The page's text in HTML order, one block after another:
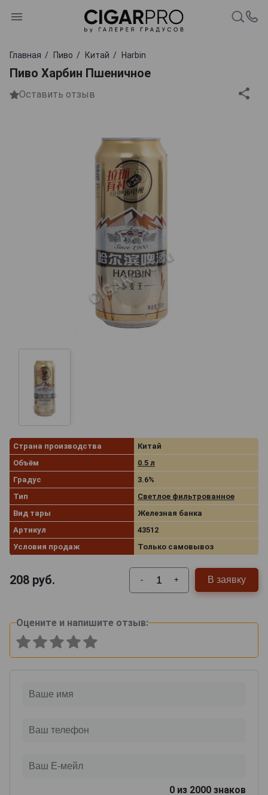
Главная Пиво Китай Harbin
Пиво Харбин Пшеничное
Оставить отзыв
Страна производства
Китай
Объём
0.5 л
Градус
3.6%
Тип
Светлое фильтрованное
Вид тары
Железная банка
Артикул
43512
Условия продаж
Только самовывоз
208 руб. - + В заявку
Оцените и напишите отзыв:
0 из 2000 знаков